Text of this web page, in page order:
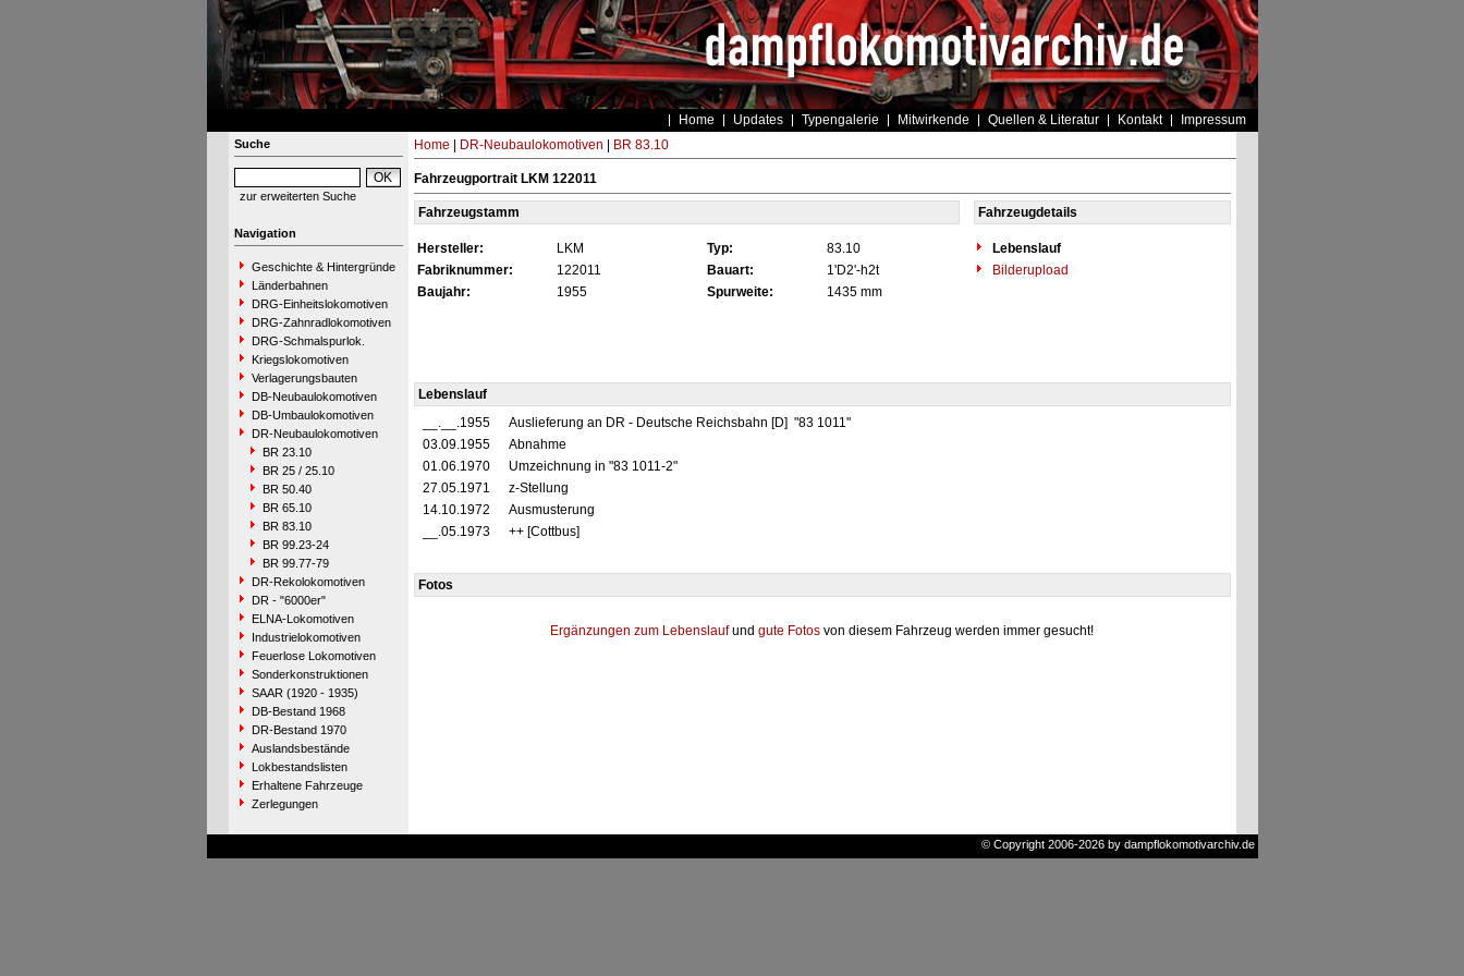
Home Updates Typengalerie Mitwirkende Quellen & Literatur Kontakt Impressum
Suche
zur erweiterten Suche
Navigation
Geschichte & Hintergründe
Länderbahnen
DRG-Einheitslokomotiven
DRG-Zahnradlokomotiven
DRG-Schmalspurlok.
Kriegslokomotiven
Verlagerungsbauten
DB-Neubaulokomotiven
DB-Umbaulokomotiven
DR-Neubaulokomotiven
BR 23.10
BR 25 / 25.10
BR 50.40
BR 65.10
BR 83.10
BR 99.23-24
BR 99.77-79
DR-Rekolokomotiven
DR - "6000er"
ELNA-Lokomotiven
Industrielokomotiven
Feuerlose Lokomotiven
Sonderkonstruktionen
SAAR (1920 - 1935)
DB-Bestand 1968
DR-Bestand 1970
Auslandsbestände
Lokbestandslisten
Erhaltene Fahrzeuge
Zerlegungen
Home DR-Neubaulokomotiven BR 83.10
Fahrzeugportrait LKM 122011
Fahrzeugstamm Fahrzeugdetails
Hersteller: LKM Typ: 83.10
Lebenslauf
Fabriknummer:
122011 Bauart: 1'D2'-h2t
Bilderupload
Baujahr:
1955 Spurweite: 1435 mm
Lebenslauf
__.__.1955
Auslieferung an DR - Deutsche Reichsbahn [D] "83 1011"
03.09.1955
Abnahme
01.06.1970
Umzeichnung in "83 1011-2"
27.05.1971
z-Stellung
14.10.1972
Ausmusterung
__.05.1973
++ [Cottbus]
Fotos
Ergänzungen zum Lebenslaufund gute Fotos von diesem Fahrzeug werden immer gesucht!
© Copyright 2006-2026 by dampflokomotivarchiv.de